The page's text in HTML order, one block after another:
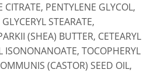
CITRATE, PENTYLENE GLYCOL,
STEARATE,
(SHEA) BUTTER, CETEARYL
ISONONANOATE, TOCOPHERYL
(CASTOR) SEED OIL,